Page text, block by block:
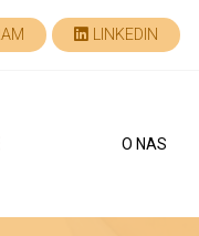
LINKEDIN
O NAS